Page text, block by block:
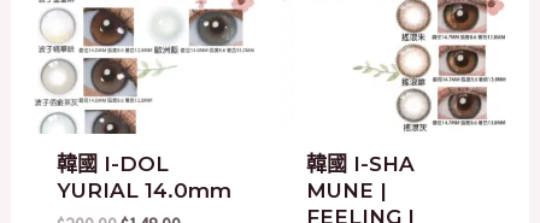
韓國 I-DOL
YURIAL 14.0mm
韓國 I-SHA
MUNE |
FEELING |